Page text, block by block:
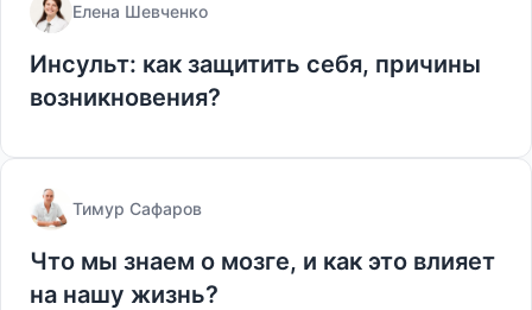
Елена Шевченко
Инсульт: как защитить себя, причины
возникновения?
Тимур Сафаров
Что мы знаем о​ мозге, и как это влияет
на нашу жизнь?